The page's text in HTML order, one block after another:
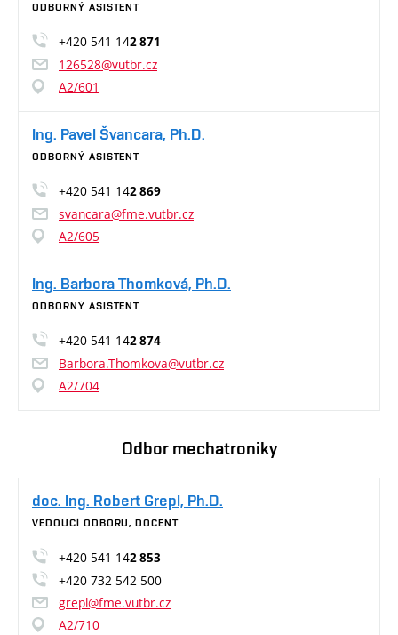
ODBORNÝ ASISTENT
+420 541 142 871
126528@vutbr.cz
A2/601
Ing. Pavel Švancara, Ph.D.
ODBORNÝ ASISTENT
+420 541 142 869
svancara@fme.vutbr.cz
A2/605
Ing. Barbora Thomková, Ph.D.
ODBORNÝ ASISTENT
+420 541 142 874
Barbora.Thomkova@vutbr.cz
A2/704
Odbor mechatroniky
doc. Ing. Robert Grepl, Ph.D.
VEDOUCÍ ODBORU, DOCENT
+420 541 142 853
+420 732 542 500
grepl@fme.vutbr.cz
A2/710